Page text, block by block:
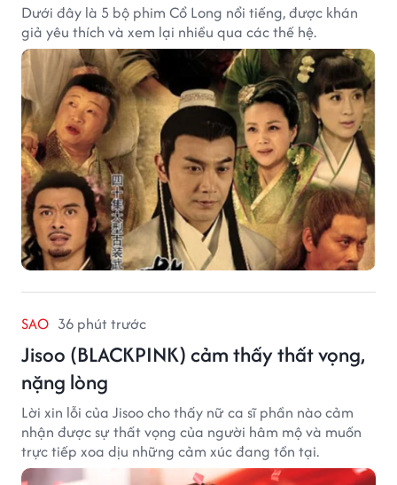
Dưới đây là 5 bộ phim Cổ Long nổi tiếng, được khán
giả yêu thích và xem lại nhiều qua các thế hệ.
SAO 36 phút trước
Jisoo (BLACKPINK) cảm thấy thất vọng,
nặng lòng
Lời xin lỗi của Jisoo cho thấy nữ ca sĩ phần nào cảm
nhận được sự thất vọng của người hâm mộ và muốn
trực tiếp xoa dịu những cảm xúc đang tồn tại.